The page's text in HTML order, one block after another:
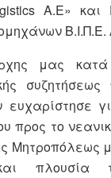
Α.Ε»
μας κατά
ευχαρίστησε
προς το
Μητροπόλεως
πλουσία